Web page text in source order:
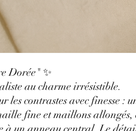
Dorée" ✨
au charme irrésistible.
les contrastes avec finesse :
fine et maillons allongés,